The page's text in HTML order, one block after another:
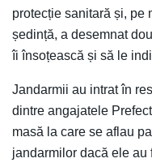
protecție sanitară și, pe
ședință, a desemnat
îi însoțească și să le
Jandarmii au intrat în
dintre angajatele
masă la care se aflau
jandarmilor dacă ele au